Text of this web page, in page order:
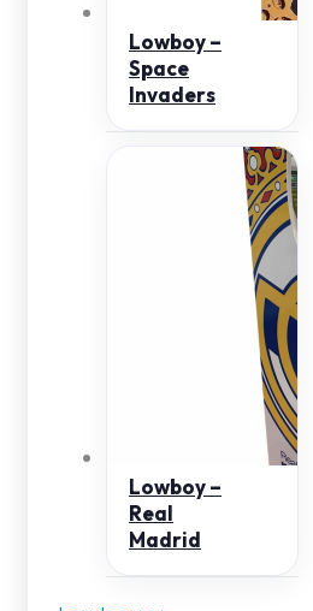
Lowboy –
Space
Invaders
Lowboy –
Real
Madrid